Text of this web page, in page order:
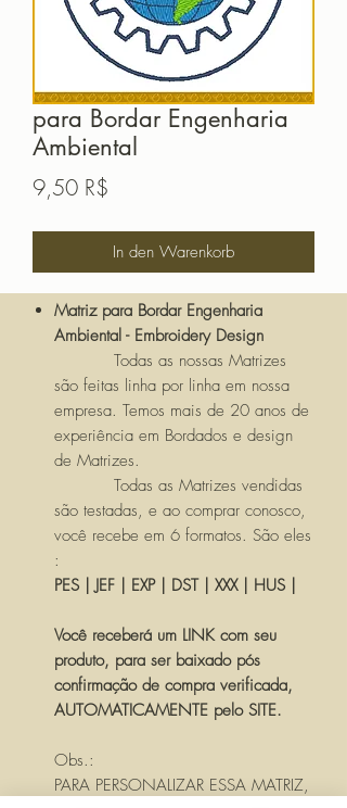
para Bordar Engenharia
Ambiental
9,50 R$
In den Warenkorb
Matriz para Bordar Engenharia
Ambiental - Embroidery Design
Todas as nossas Matrizes
são feitas linha por linha em nossa
empresa. Temos mais de 20 anos de
experiência em Bordados e design
de Matrizes.
Todas as Matrizes vendidas
são testadas, e ao comprar conosco,
você recebe em 6 formatos. São eles
:
PES | JEF | EXP | DST | XXX | HUS |
Você receberá um LINK com seu
produto, para ser baixado pós
confirmação de compra verificada,
AUTOMATICAMENTE pelo SITE.
Obs.:
PARA PERSONALIZAR ESSA MATRIZ,